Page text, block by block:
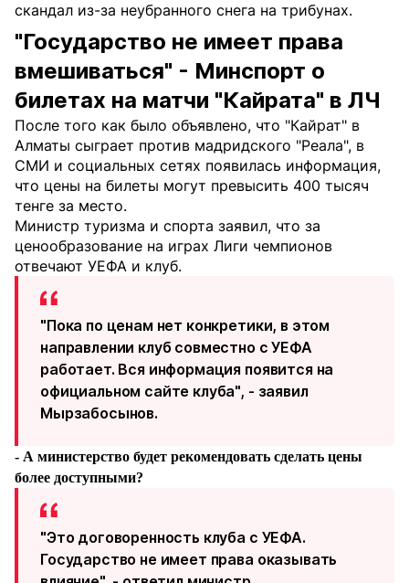
скандал из-за неубранного снега на трибунах.
"Государство не имеет права
вмешиваться" - Минспорт о
билетах на матчи "Кайрата" в ЛЧ
После того как было объявлено, что "Кайрат" в
Алматы сыграет против мадридского "Реала", в
СМИ и социальных сетях появилась информация,
что цены на билеты могут превысить 400 тысяч
тенге за место.
Министр туризма и спорта заявил, что за
ценообразование на играх Лиги чемпионов
отвечают УЕФА и клуб.
"Пока по ценам нет конкретики, в этом
направлении клуб совместно с УЕФА
работает. Вся информация появится на
официальном сайте клуба", - заявил
Мырзабосынов.
- А министерство будет рекомендовать сделать цены
более доступными?
"Это договоренность клуба с УЕФА.
Государство не имеет права оказывать